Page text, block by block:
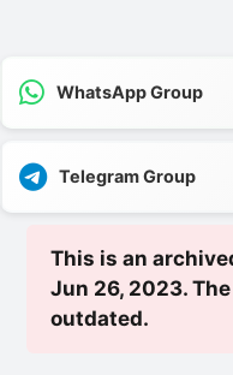
WhatsApp Group
Telegram Group
This is an
Jun 26, 2023.
outdated.